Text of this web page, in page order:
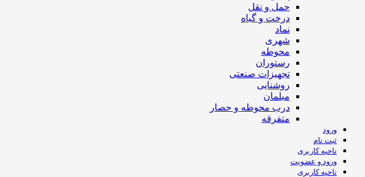
حمل و نقل
درخت و گیاه
نماد
شهری
محوطه
رستوران
تجهیزات صنعتی
روشنایی
مبلمان
درب محوطه و حصار
متفرقه
ورود
ثبت نام
ناحیه کاربری
ورود و عضویت
ناحیه کاربری